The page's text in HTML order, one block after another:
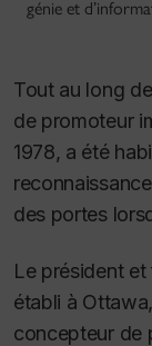
génie et
Tout au long
de promoteur
1978, a été
des portes
Le président
établi à
concepteur de